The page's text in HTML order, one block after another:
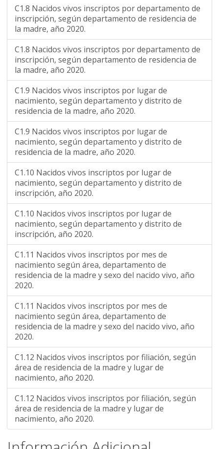
C1.8 Nacidos vivos inscriptos por departamento de
inscripción, según departamento de residencia de
la madre, año 2020.
C1.8 Nacidos vivos inscriptos por departamento de
inscripción, según departamento de residencia de
la madre, año 2020.
C1.9 Nacidos vivos inscriptos por lugar de
nacimiento, según departamento y distrito de
residencia de la madre, año 2020.
C1.9 Nacidos vivos inscriptos por lugar de
nacimiento, según departamento y distrito de
residencia de la madre, año 2020.
C1.10 Nacidos vivos inscriptos por lugar de
nacimiento, según departamento y distrito de
inscripción, año 2020.
C1.10 Nacidos vivos inscriptos por lugar de
nacimiento, según departamento y distrito de
inscripción, año 2020.
C1.11 Nacidos vivos inscriptos por mes de
nacimiento según área, departamento de
residencia de la madre y sexo del nacido vivo, año
2020.
C1.11 Nacidos vivos inscriptos por mes de
nacimiento según área, departamento de
residencia de la madre y sexo del nacido vivo, año
2020.
C1.12 Nacidos vivos inscriptos por filiación, según
área de residencia de la madre y lugar de
nacimiento, año 2020.
C1.12 Nacidos vivos inscriptos por filiación, según
área de residencia de la madre y lugar de
nacimiento, año 2020.